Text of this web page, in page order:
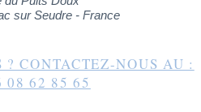
sur Seudre - France
? CONTACTEZ-NOUS AU :
08 62 85 65